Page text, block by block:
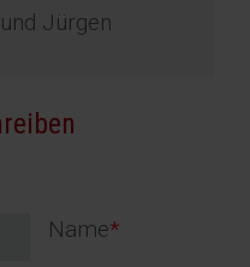
Jürgen
Pflichtfeld
Name*